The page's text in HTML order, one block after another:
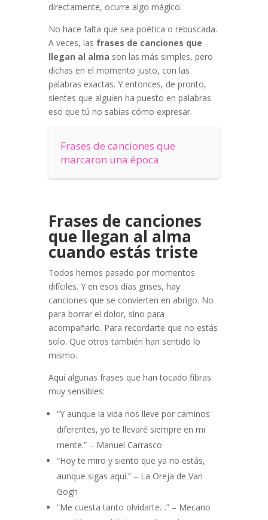
directamente, ocurre algo mágico.
No hace falta que sea poética o rebuscada.
A veces, las frases de canciones que
llegan al alma son las más simples, pero
dichas en el momento justo, con las
palabras exactas. Y entonces, de pronto,
sientes que alguien ha puesto en palabras
eso que tú no sabías cómo expresar.
Frases de canciones que
marcaron una época
Frases de canciones
que llegan al alma
cuando estás triste
Todos hemos pasado por momentos
difíciles. Y en esos días grises, hay
canciones que se convierten en abrigo. No
para borrar el dolor, sino para
acompañarlo. Para recordarte que no estás
solo. Que otros también han sentido lo
mismo.
Aquí algunas frases que han tocado fibras
muy sensibles:
“Y aunque la vida nos lleve por caminos
diferentes, yo te llevaré siempre en mi
mente.” – Manuel Carrasco
“Hoy te miro y siento que ya no estás,
aunque sigas aquí.” – La Oreja de Van
Gogh
“Me cuesta tanto olvidarte…” – Mecano